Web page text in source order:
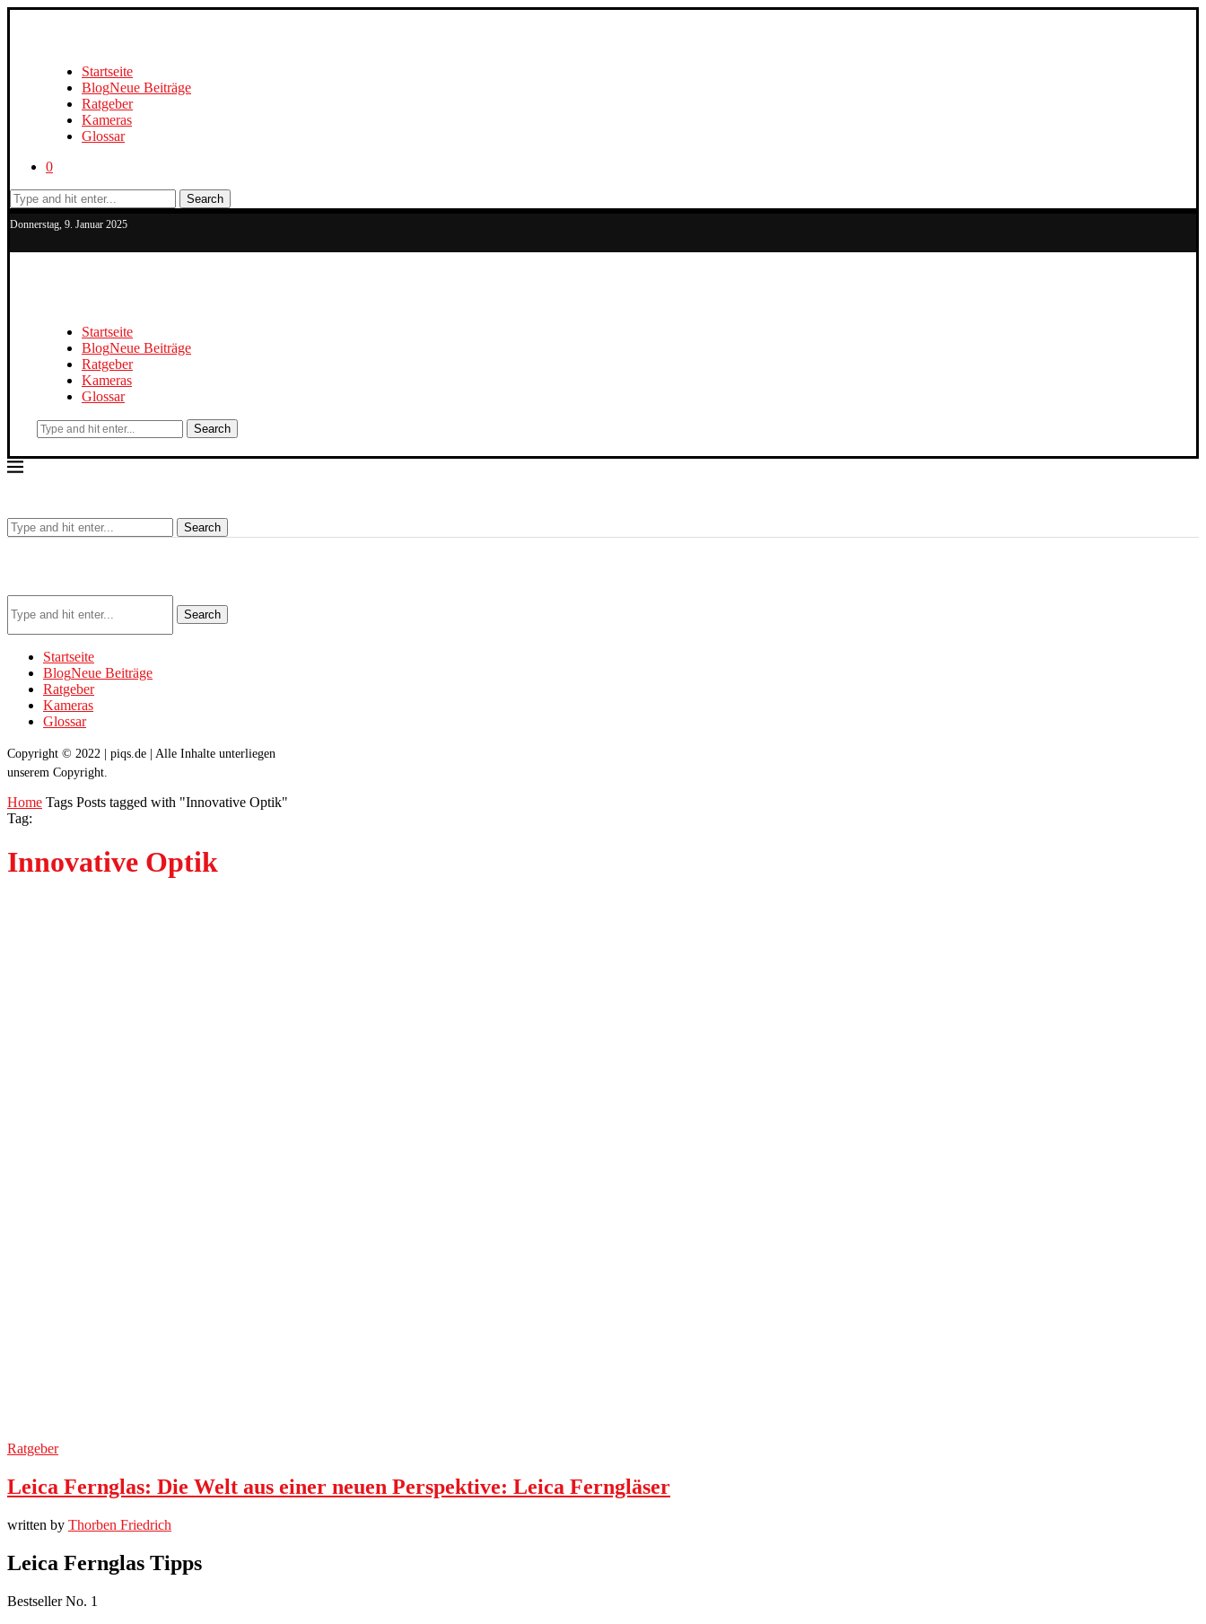
Startseite
BlogNeue Beiträge
Ratgeber
Kameras
Glossar
0
Search
Donnerstag, 9. Januar 2025
Startseite
BlogNeue Beiträge
Ratgeber
Kameras
Glossar
Search
Search
Search
Startseite
BlogNeue Beiträge
Ratgeber
Kameras
Glossar
Copyright © 2022 | piqs.de | Alle Inhalte unterliegen
unserem Copyright.
Home Tags Posts tagged with "Innovative Optik"
Tag:
Innovative Optik
Ratgeber
Leica Fernglas: Die Welt aus einer neuen Perspektive: Leica Ferngläser
written by Thorben Friedrich
Leica Fernglas Tipps
Bestseller No. 1